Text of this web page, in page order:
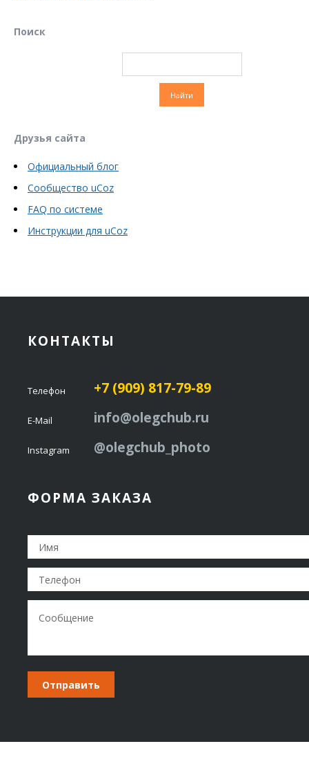
Поиск
Друзья сайта
Официальный блог
Сообщество uCoz
FAQ по системе
Инструкции для uCoz
КОНТАКТЫ
Телефон +7 (909) 817-79-89
E-Mail info@olegchub.ru
Instagram @olegchub_photo
ФОРМА ЗАКАЗА